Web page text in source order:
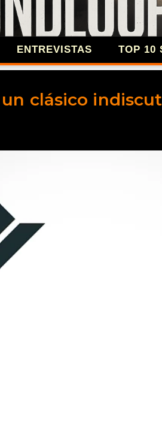
Ir al
ENTREVISTAS TOP 10
clásico